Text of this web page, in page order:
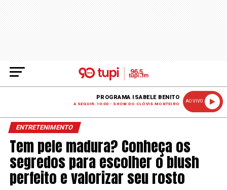
PROGRAMA ISABELE BENITO
A SEGUIR: 10:00 - SHOW DO CLÓVIS MONTEIRO
AO VIVO
ENTRETENIMENTO
Tem pele madura? Conheça os
segredos para escolher o blush
perfeito e valorizar seu rosto